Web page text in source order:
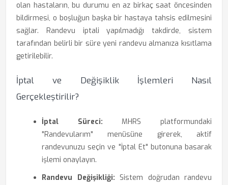
olan hastaların, bu durumu en az birkaç saat öncesinden
bildirmesi, o boşluğun başka bir hastaya tahsis edilmesini
sağlar. Randevu iptali yapılmadığı takdirde, sistem
tarafından belirli bir süre yeni randevu almanıza kısıtlama
getirilebilir.
İptal ve Değişiklik İşlemleri Nasıl
Gerçekleştirilir?
İptal Süreci: MHRS platformundaki
"Randevularım" menüsüne girerek, aktif
randevunuzu seçin ve "İptal Et" butonuna basarak
işlemi onaylayın.
Randevu Değişikliği: Sistem doğrudan randevu